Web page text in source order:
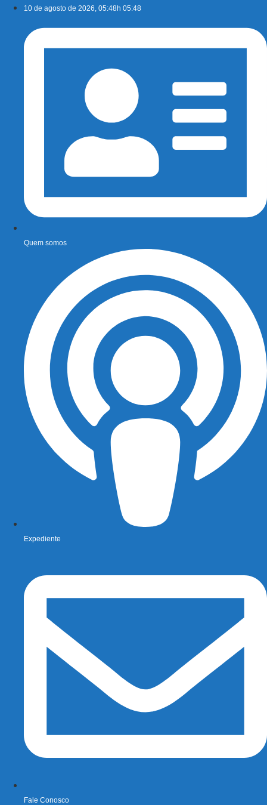
conteúdo
10 de agosto de 2026, 05:48h 05:48
Quem somos
Expediente
Fale Conosco